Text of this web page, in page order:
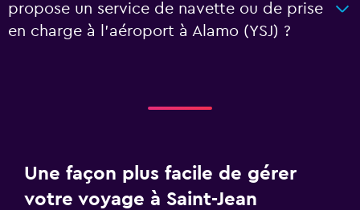
propose un service de navette ou de prise
en charge à l’aéroport à Alamo (YSJ) ?
Une façon plus facile de gérer
votre voyage à Saint-Jean